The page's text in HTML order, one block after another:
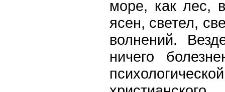
море, как лес,
ясен, светел,
волнений.
ничего